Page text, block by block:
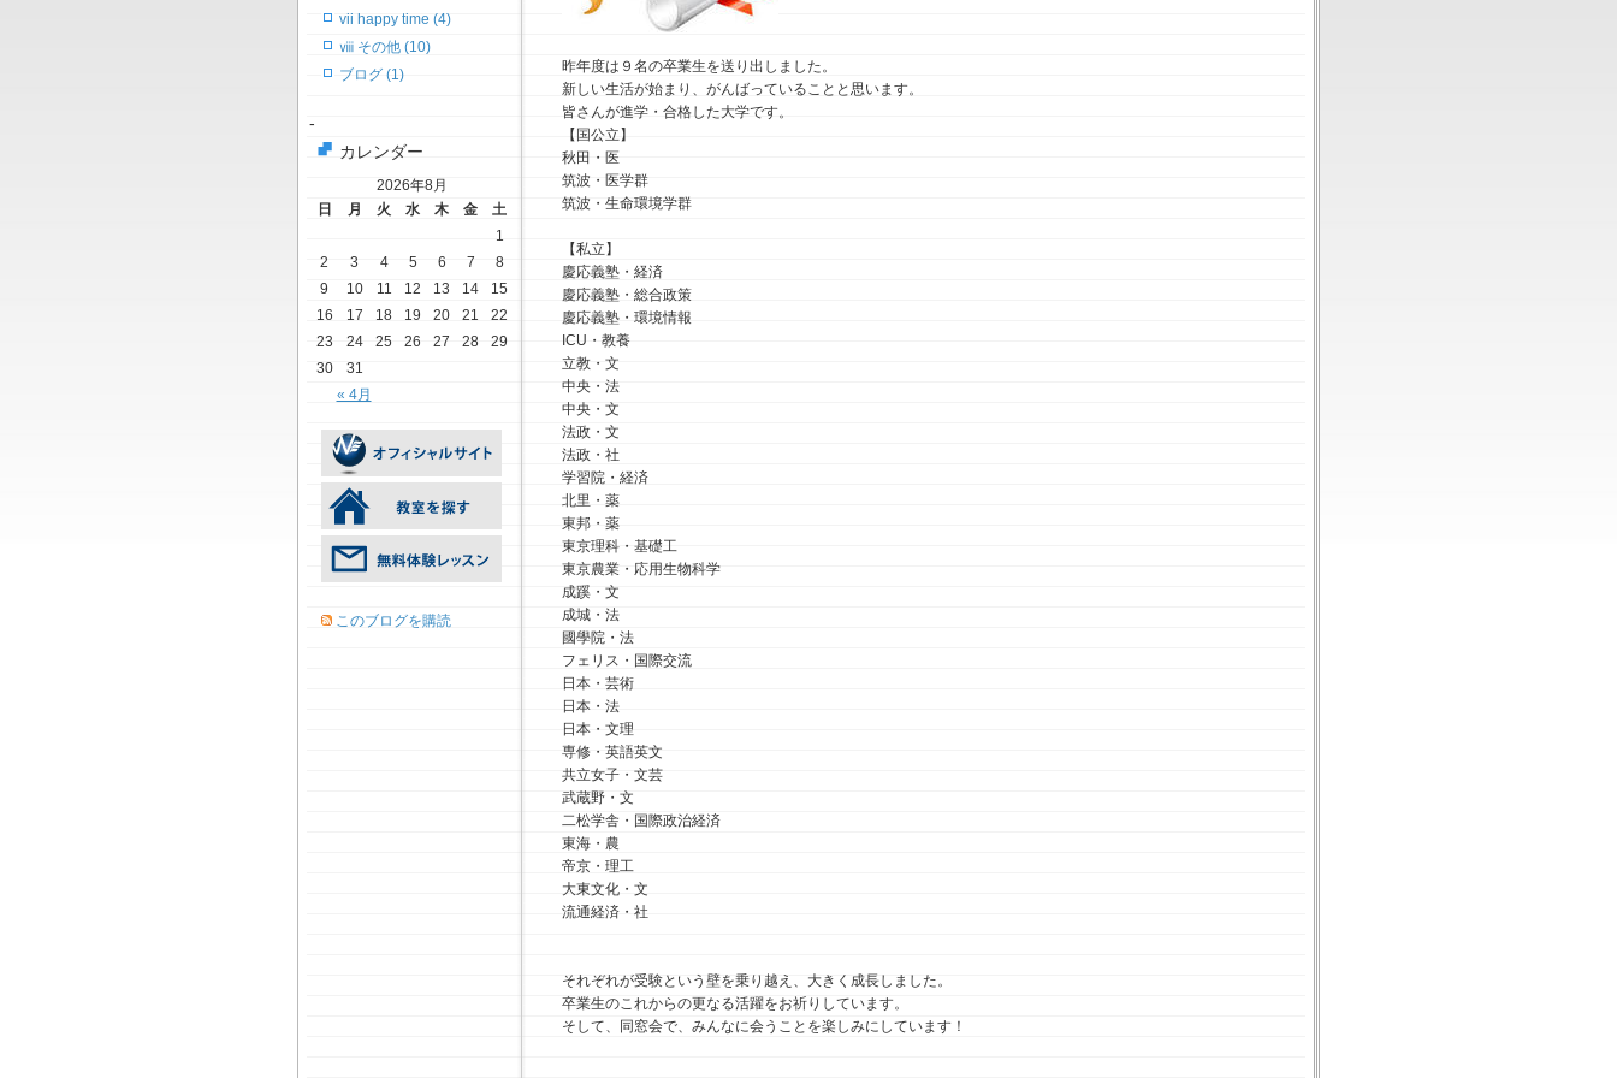
昨年度は９名の卒業生を送り出しました。
新しい生活が始まり、がんばっていることと思います。
皆さんが進学・合格した大学です。
【国公立】
秋田・医
筑波・医学群
筑波・生命環境学群
【私立】
慶応義塾・経済
慶応義塾・総合政策
慶応義塾・環境情報
ICU ・教養
立教・文
中央・法
中央・文
法政・文
法政・社
学習院・経済
北里・薬
東邦・薬
東京理科・基礎工
東京農業・応用生物科学
成蹊・文
成城・法
國學院・法
フェリス・国際交流
日本・芸術
日本・法
日本・文理
専修・英語英文
共立女子・文芸
武蔵野・文
二松学舎・国際政治経済
東海・農
帝京・理工
大東文化・文
流通経済・社
それぞれが受験という壁を乗り越え、大きく成長しました。
卒業生のこれからの更なる活躍をお祈りしています。
そして、同窓会で、みんなに会うことを楽しみにしています！
vii happy time (4)
ⅷ その他 (10)
ブログ (1)
-
カレンダー
2026年8月
日
月 火 水 木 金 土
« 4月
1
2
3 4 5 6 7
8
9
10 11 12 13 14
15
16
17 18 19 20 21
22
23
24 25 26 27 28
29
30
31
このブログを購読